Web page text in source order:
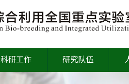
科研工作 研究队伍